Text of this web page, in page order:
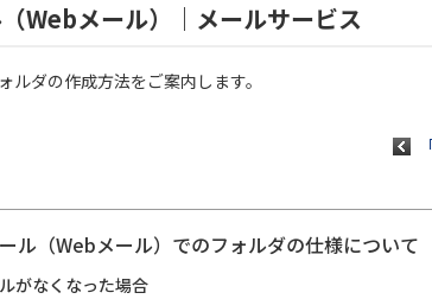
Webメール）｜メールサービス
ダの作成方法をご案内します。
ル（Webメール）でのフォルダの仕様について
がなくなった場合